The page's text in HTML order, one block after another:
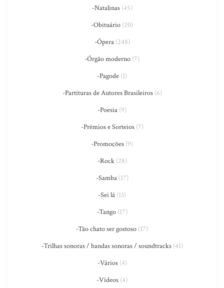
-Natalinas(45)
-Obituário (20)
-Ópera(248)
-Órgão moderno (7)
-Pagode (1)
-Partituras de Autores Brasileiros(6)
-Poesia (9)
-Prêmios e Sorteios(7)
-Promoções (9)
-Rock(28)
-Samba(17)
-Sei lá (13)
-Tango(17)
-Tão chato ser gostoso (17)
-Trilhas sonoras / bandas sonoras / soundtracks(41)
-Vários(4)
-Vídeos (4)